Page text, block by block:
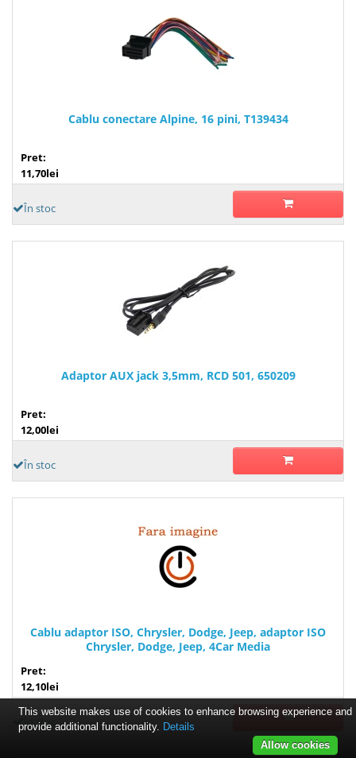
Cablu conectare Alpine, 16 pini, T139434
Pret:
11,70lei
În stoc
Adaptor AUX jack 3,5mm, RCD 501, 650209
Pret:
12,00lei
În stoc
Cablu adaptor ISO, Chrysler, Dodge, Jeep, adaptor ISO
Chrysler, Dodge, Jeep, 4Car Media
Pret:
12,10lei
În stoc
This website makes use of cookies to enhance browsing experience and
provide additional functionality. Details
Allow cookies